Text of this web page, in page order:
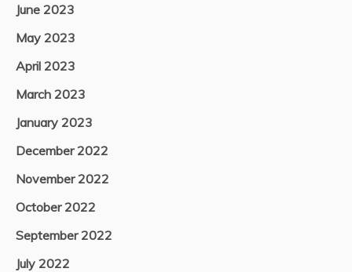
June 2023
May 2023
April 2023
March 2023
January 2023
December 2022
November 2022
October 2022
September 2022
July 2022